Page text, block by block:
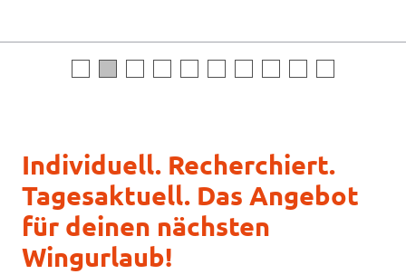
Individuell. Recherchiert.
Tagesaktuell. Das Angebot
für deinen nächsten
Wingurlaub!